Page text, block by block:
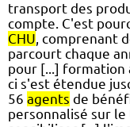
transport des
compte. C'est
CHU, comprenant
parcourt chaque
pour [...] formation
ci s'est étendue
56 agents de
personnalisé sur